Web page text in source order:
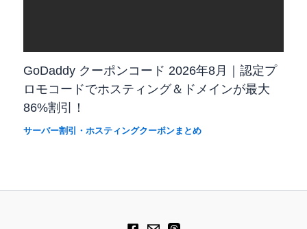
GoDaddy クーポンコード 2026年8月｜認定プ
ロモコードでホスティング＆ドメインが最大
86%割引！
サーバー割引・ホスティングクーポンまとめ